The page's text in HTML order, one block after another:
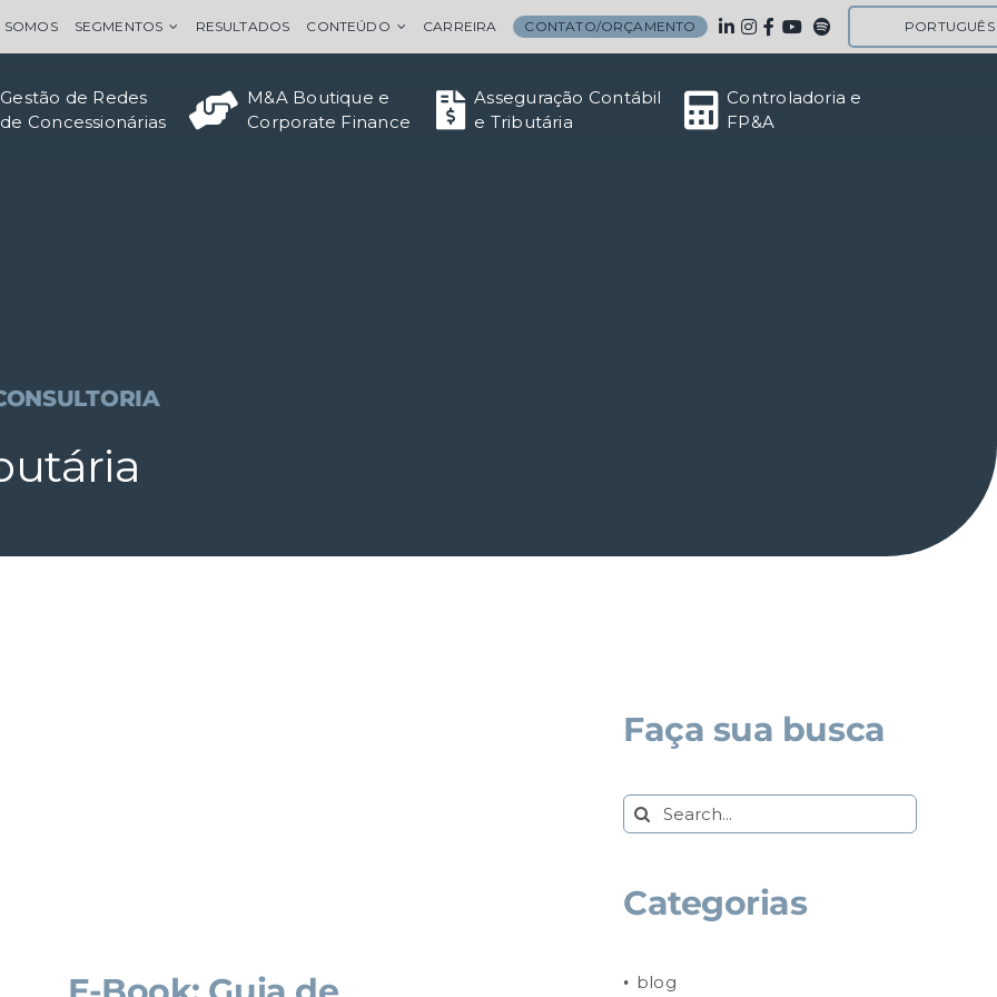
SOMOS SEGMENTOS RESULTADOS CONTEÚDO CARREIRA CONTATO/ORÇAMENTO PORTUGUÊS
Gestão de Redes
de Concessionárias
M&A Boutique e
Corporate Finance
Asseguração Contábil
e Tributária
Controladoria e
FP&A
Faça sua busca
Search
for:
Categorias
blog